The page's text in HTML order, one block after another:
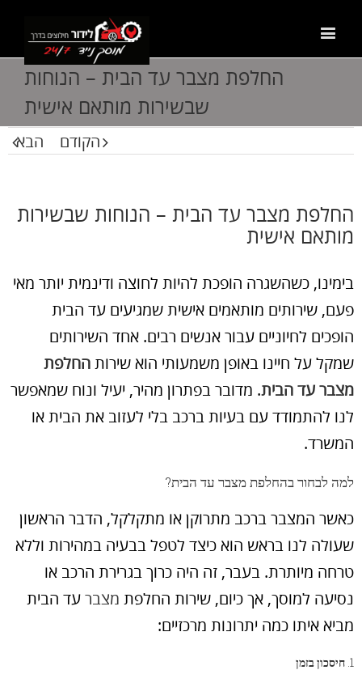
החלפת מצבר עד הבית – הנוחות
שבשירות מותאם אישית
הקודם הבא
החלפת מצבר עד הבית – הנוחות שבשירות
מותאם אישית
בימינו, כשהשגרה הופכת להיות לחוצה ודינמית יותר מאי
פעם, שירותים מותאמים אישית שמגיעים עד הבית
הופכים לחיוניים עבור אנשים רבים. אחד השירותים
שמקל על חיינו באופן משמעותי הוא שירותהחלפת
מצבר עד הבית. מדובר בפתרון מהיר, יעיל ונוח שמאפשר
לנו להתמודד עם בעיות ברכב בלי לעזוב את הבית או
המשרד.
למה לבחור בהחלפת מצבר עד הבית?
כאשר המצבר ברכב מתרוקן או מתקלקל, הדבר הראשון
שעולה לנו בראש הוא כיצד לטפל בבעיה במהירות וללא
טרחה מיותרת. בעבר, זה היה כרוך בגרירת הרכב או
נסיעה למוסך, אך כיום, שירות החלפת מצברעד הבית
מביא איתו כמה יתרונות מרכזיים:
1. חיסכון בזמן